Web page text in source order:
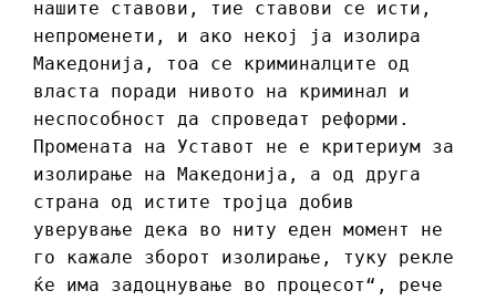
нашите ставови, тие ставови се исти,
непроменети, и ако некој ја изолира
Македонија, тоа се криминалците од
власта поради нивото на криминал и
неспособност да спроведат реформи.
Промената на Уставот не е критериум за
изолирање на Македонија, а од друга
страна од истите тројца добив
уверување дека во ниту еден момент не
го кажале зборот изолирање, туку рекле
ќе има задоцнување во процесот“, рече